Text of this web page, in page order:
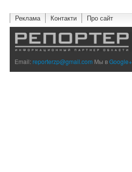
Реклама Контакти Про сайт
Email:reporterzp@gmail.com Мы вGoogle+